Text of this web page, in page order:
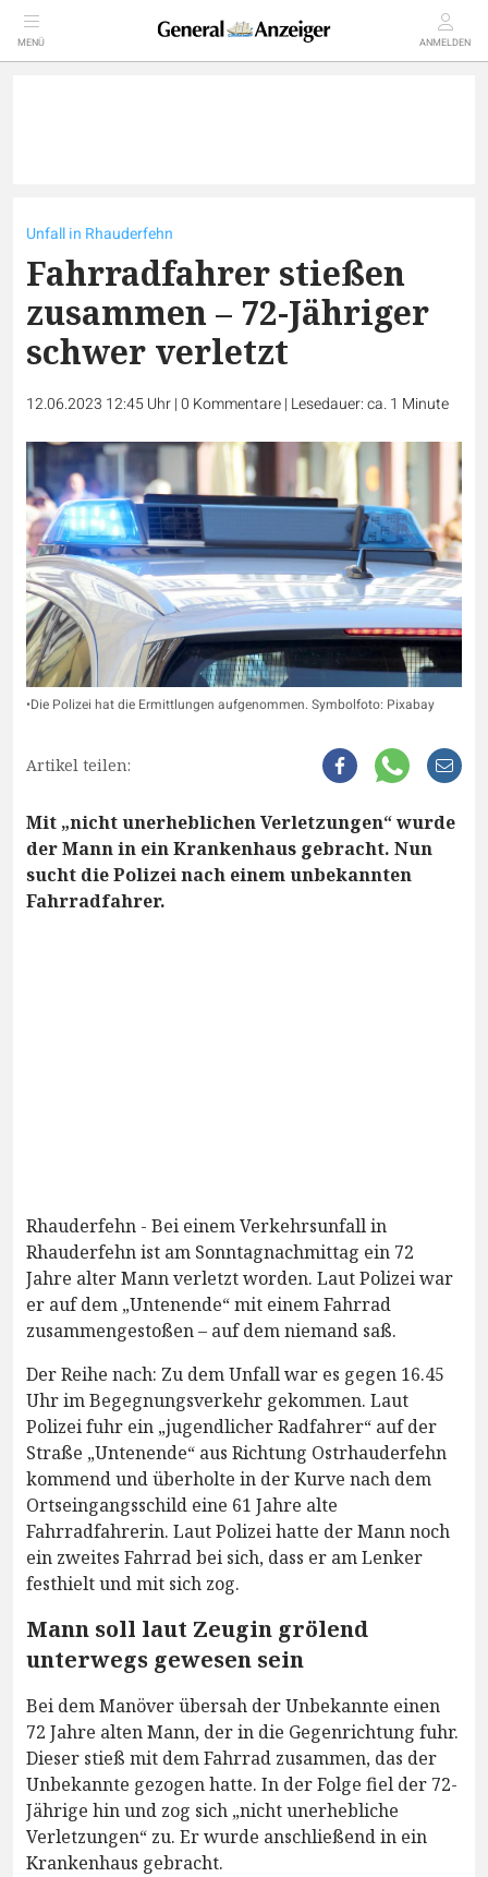
MENÜ ANMELDEN
Unfall in Rhauderfehn
Fahrradfahrer stießen
zusammen – 72-Jähriger
schwer verletzt
12.06.2023 12:45 Uhr|0 Kommentare| Lesedauer: ca. 1 Minute
•Die Polizei hat die Ermittlungen aufgenommen. Symbolfoto: Pixabay
Artikel teilen:
Mit „nicht unerheblichen Verletzungen“ wurde
der Mann in ein Krankenhaus gebracht. Nun
sucht die Polizei nach einem unbekannten
Fahrradfahrer.
Rhauderfehn - Bei einem Verkehrsunfall in
Rhauderfehn ist am Sonntagnachmittag ein 72
Jahre alter Mann verletzt worden. Laut Polizei war
er auf dem „Untenende“ mit einem Fahrrad
zusammengestoßen – auf dem niemand saß.
Der Reihe nach: Zu dem Unfall war es gegen 16.45
Uhr im Begegnungsverkehr gekommen. Laut
Polizei fuhr ein „jugendlicher Radfahrer“ auf der
Straße „Untenende“ aus Richtung Ostrhauderfehn
kommend und überholte in der Kurve nach dem
Ortseingangsschild eine 61 Jahre alte
Fahrradfahrerin. Laut Polizei hatte der Mann noch
ein zweites Fahrrad bei sich, dass er am Lenker
festhielt und mit sich zog.
Mann soll laut Zeugin grölend
unterwegs gewesen sein
Bei dem Manöver übersah der Unbekannte einen
72 Jahre alten Mann, der in die Gegenrichtung fuhr.
Dieser stieß mit dem Fahrrad zusammen, das der
Unbekannte gezogen hatte. In der Folge fiel der 72-
Jährige hin und zog sich „nicht unerhebliche
Verletzungen“ zu. Er wurde anschließend in ein
Krankenhaus gebracht.